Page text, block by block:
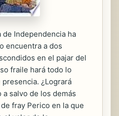
de Independencia ha
encuentra a dos
en el pajar del
fraile hará todo lo
¿Logrará
salvo de los demás
fray Perico en la que